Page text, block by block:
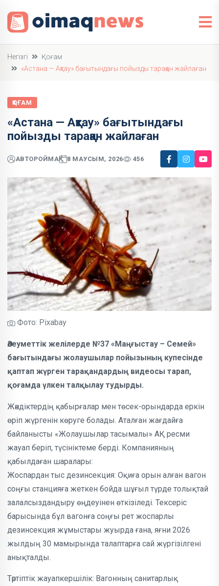
Негізгі
Қоғам
«Астана — Ақтау» бағытындағы пойызды тарақан жайлаған
ҚОҒАМ
«Астана — Ақтау» бағытындағы
пойызды тарақан жайлаған
АВТОРОЙМАҚ 8 МАУСЫМ, 2026 456
Фото: Pixabay
Әлеуметтік желілерде №37 «Маңғыстау – Семей»
бағытындағы жолаушылар пойызының купесінде
қаптап жүрген тарақандардың видеосы тарап,
қоғамда үлкен талқылау тудырды.
Жәндіктердің қабырғалар мен төсек-орындарда еркін
өріп жүргенін көруге болады. Аталған жағдайға
байланысты «Жолаушылар тасымалы» АҚ ресми
жауап беріп, түсініктеме берді. Компанияның
қабылдаған шаралары:
Жоспардан тыс дезинсекция: Оқиға орын алған вагон
соңғы станцияға жеткен бойда шұғыл түрде толықтай
залалсыздандыру өңдеуінен өткізіледі. Тексеріс
барысында бұл вагонға соңғы рет жоспарлы
дезинсекция жұмыстары жуырда ғана, яғни 2026
жылдың 30 мамырында талаптарға сай жүргізілгені
анықталды.
Тәртіптік жауапкершілік: Вагонның санитарлық